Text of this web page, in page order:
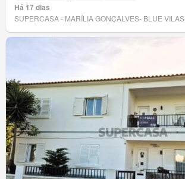
Há 17 dias
SUPERCASA - MARÍLIA GONÇALVES- BLUE VILAS